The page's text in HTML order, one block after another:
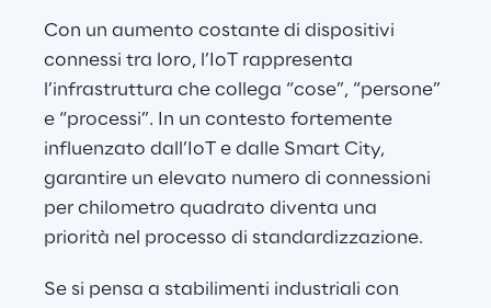
Con un aumento costante di dispositivi
connessi tra loro, l’IoT rappresenta
l’infrastruttura che collega “cose”, “persone”
e “processi”. In un contesto fortemente
influenzato dall’IoT e dalle Smart City,
garantire un elevato numero di connessioni
per chilometro quadrato diventa una
priorità nel processo di standardizzazione.
Se si pensa a stabilimenti industriali con